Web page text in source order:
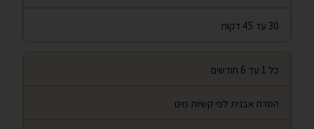
30 עד 45 דקות
כל 1 עד 6 חודשים
הסרת אבנית לפי קשיות מים